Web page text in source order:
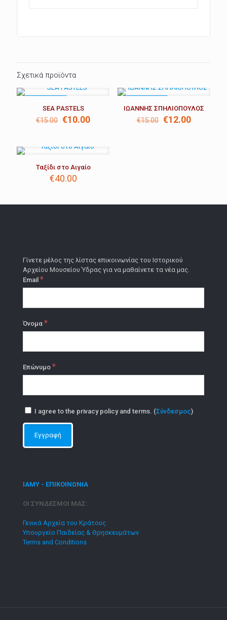
Σχετικά προϊόντα
SEA PASTELS
€15.00 Original
€15.00.
€10.00Η
είναι:
ΙΩΑΝΝΗΣ ΣΠΗΛΙΟΠΟΥΛΟΣ
€15.00 Original
€12.00Η
Ταξίδι στο Αιγαίο
€40.00
Γίνετε μέλος της λίστας επικοινωνίας του Ιστορικού
Αρχείου Μουσείου Ύδρας για να μαθαίνετε τα νέα μας.
Email *
Όνομα *
Επώνυμο *
I agree to the privacy policy and terms. (Σύνδεσμος)
ΙΑΜΥ - ΕΠΙΚΟΙΝΩΝΙΑ
ΟΙ ΣΥΝΔΕΣΜΟΙ ΜΑΣ:
Γενικά Αρχεία του Κράτους
Υπουργείο Παιδείας & Θρησκευμάτων
Terms and Conditions